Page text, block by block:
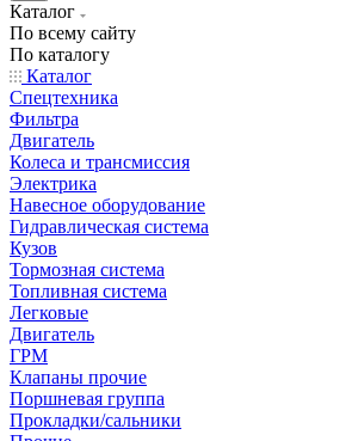
Каталог
По всему сайту
По каталогу
Каталог
Спецтехника
Фильтра
Двигатель
Колеса и трансмиссия
Электрика
Навесное оборудование
Гидравлическая система
Кузов
Тормозная система
Топливная система
Легковые
Двигатель
ГРМ
Клапаны прочие
Поршневая группа
Прокладки/сальники